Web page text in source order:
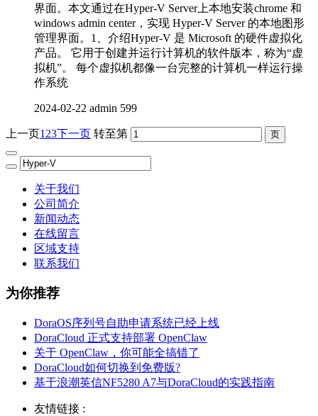
界面。本文通过在Hyper-V Server上本地安装chrome 和
windows admin center，实现 Hyper-V Server 的本地图形
管理界面。1、介绍Hyper-V 是 Microsoft 的硬件虚拟化
产品。 它用于创建并运行计算机的软件版本，称为“虚
拟机”。 每个虚拟机都像一台完整的计算机一样运行操
作系统
2024-02-22 admin 599
上一页1 23下一页 转至第
关于我们
公司简介
新闻动态
在线留言
区域支持
联系我们
为你推荐
DoraOS序列号自助申请系统已经上线
DoraCloud 正式支持部署 OpenClaw
关于 OpenClaw，你可能全搞错了
DoraCloud如何切换到免费版?
基于浪潮英信NF5280 A7与DoraCloud的实践指南
友情链接 :